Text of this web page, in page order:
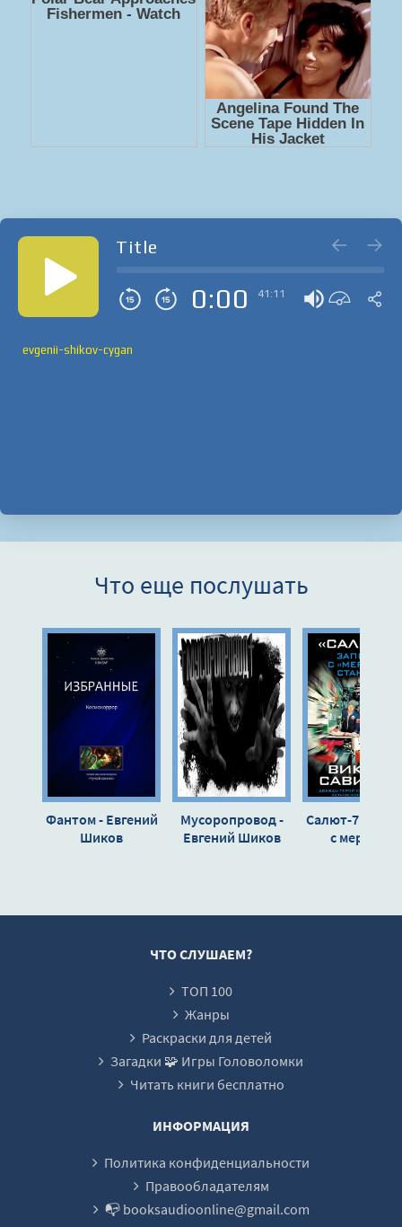
Title
0:00 41:11
evgenii-shikov-cygan
Что еще послушать
Фантом - Евгений
Шиков
Мусоропровод -
Евгений Шиков
Салют-7.
с мертвой
ЧТО СЛУШАЕМ?
ТОП 100
Жанры
Раскраски для детей
Загадки 🧩 Игры Головоломки
Читать книги бесплатно
ИНФОРМАЦИЯ
Политика конфиденциальности
Правообладателям
📭 booksaudioonline@gmail.com